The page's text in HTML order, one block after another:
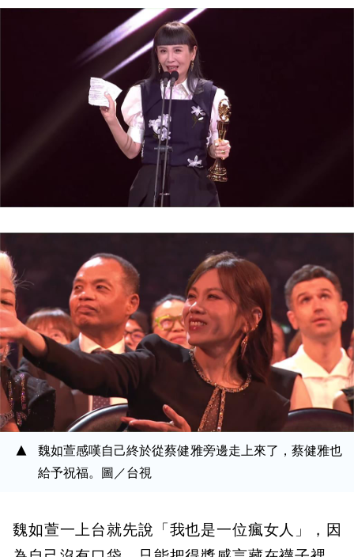
魏如萱感嘆自己終於從蔡健雅旁邊走上來了，蔡健雅也
給予祝福。圖／台視
魏如萱一上台就先說「我也是一位瘋女人」，因